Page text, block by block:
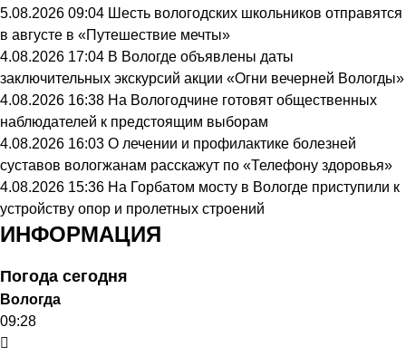
5.08.2026 09:04 Шесть вологодских школьников отправятся
в августе в «Путешествие мечты»
4.08.2026 17:04 В Вологде объявлены даты
заключительных экскурсий акции «Огни вечерней Вологды»
4.08.2026 16:38 На Вологодчине готовят общественных
наблюдателей к предстоящим выборам
4.08.2026 16:03 О лечении и профилактике болезней
суставов вологжанам расскажут по «Телефону здоровья»
4.08.2026 15:36 На Горбатом мосту в Вологде приступили к
устройству опор и пролетных строений
ИНФОРМАЦИЯ
Погода сегодня
Вологда
09:28